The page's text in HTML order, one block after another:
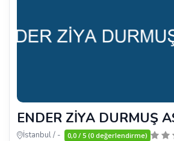
ENDER ZİYA DURMUŞ
İstanbul / - 0,0 / 5 (0 değerlendirme)